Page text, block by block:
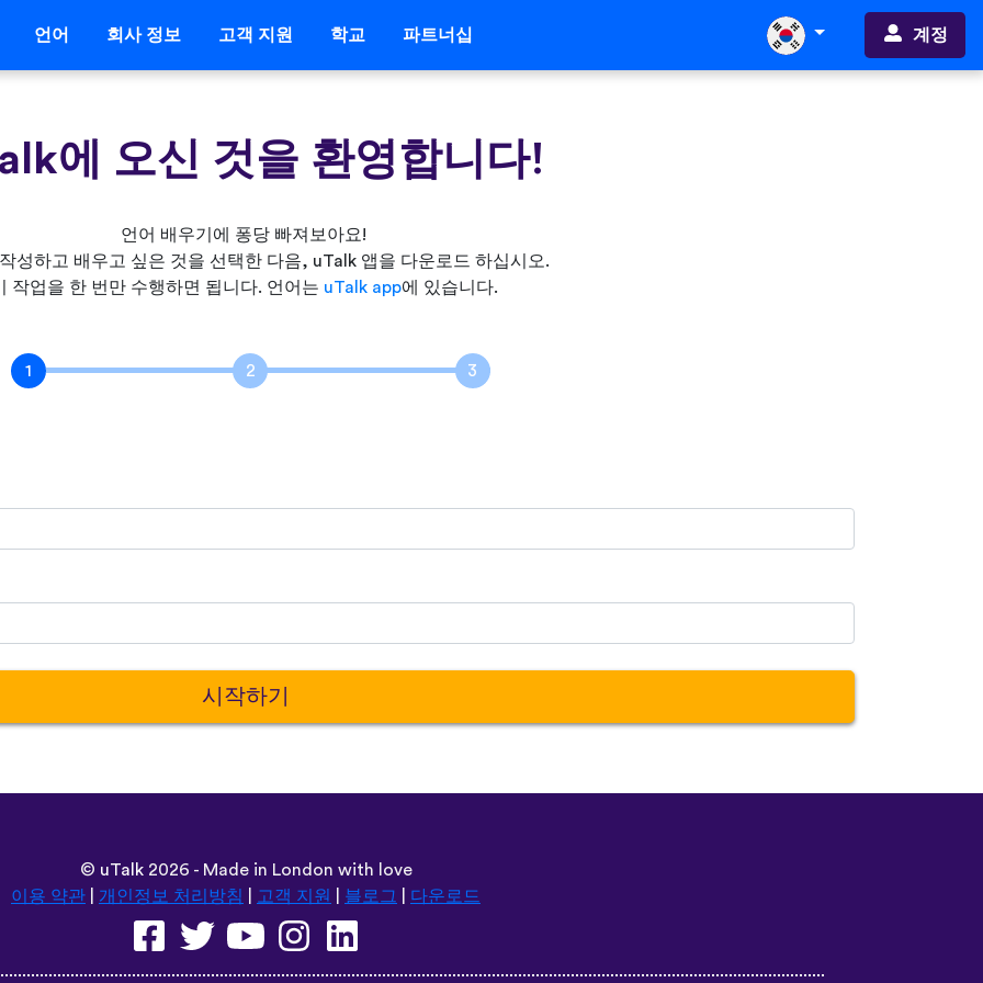
언어 회사 정보 고객 지원 학교 파트너십 계정
에 오신 것을 환영합니다!
언어 배우기에 퐁당 빠져보아요!
성하고 배우고 싶은 것을 선택한 다음, uTalk 앱을 다운로드 하십시오.
작업을 한 번만 수행하면 됩니다. 언어는 uTalk app에 있습니다.
시작하기
© uTalk2026 - Made in London with love
이용 약관
개인정보 처리방침 고객 지원 블로그 다운로드